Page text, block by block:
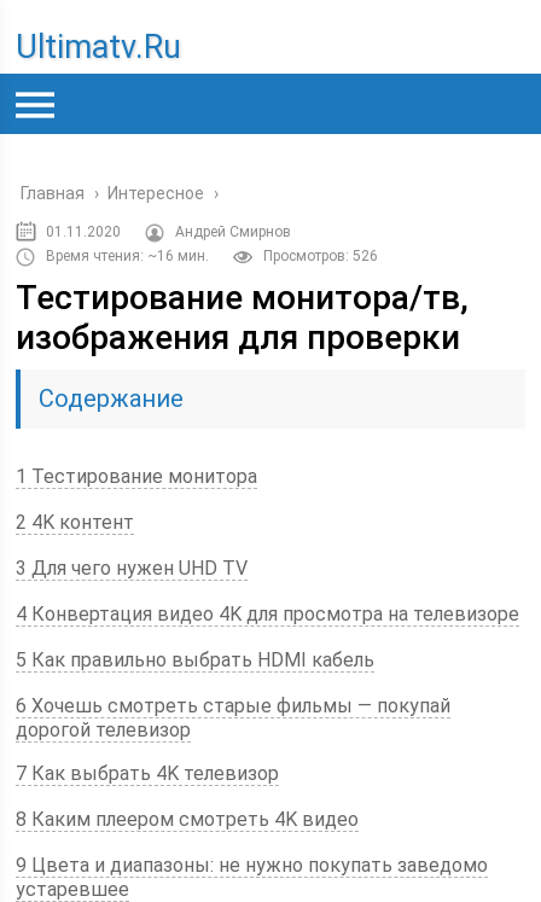
Ultimatv.ru
Главная › Интересное ›
01.11.2020
Андрей Смирнов
Время чтения: ~16 мин.
Просмотров: 526
Тестирование монитора/тв,
изображения для проверки
Содержание
1 Тестирование монитора
2 4K контент
3 Для чего нужен UHD TV
4 Конвертация видео 4K для просмотра на телевизоре
5 Как правильно выбрать HDMI кабель
6 Хочешь смотреть старые фильмы — покупай
дорогой телевизор
7 Как выбрать 4K телевизор
8 Каким плеером смотреть 4K видео
9 Цвета и диапазоны: не нужно покупать заведомо
устаревшее